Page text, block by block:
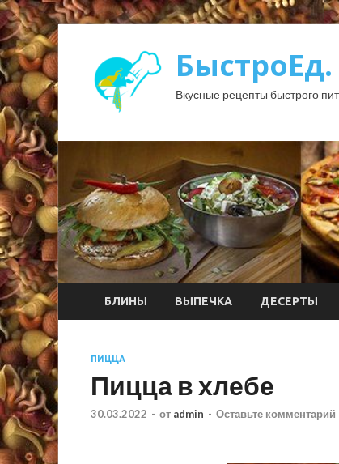
БыстроЕд.
Вкусные рецепты быстрого
БЛИНЫ ВЫПЕЧКА ДЕСЕРТЫ
ПИЦЦА
Пицца в хлебе
30.03.2022 - от admin - Оставьте комментарий